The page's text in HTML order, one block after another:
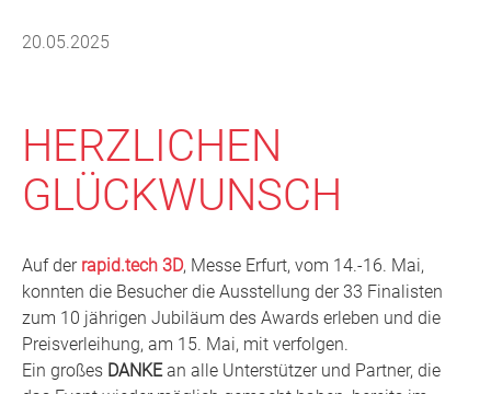
20.05.2025
HERZLICHEN
GLÜCKWUNSCH
Auf der rapid.tech 3D, Messe Erfurt, vom 14.-16. Mai,
konnten die Besucher die Ausstellung der 33 Finalisten
zum 10 jährigen Jubiläum des Awards erleben und die
Preisverleihung, am 15. Mai, mit verfolgen.
Ein großes DANKEan alle Unterstützer und Partner, die